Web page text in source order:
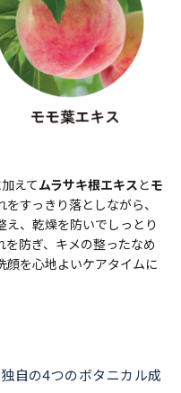
えてムラサキ根エキスとモ
すっきり落としながら、
え、乾燥を防いでしっとり
防ぎ、キメの整ったなめ
顔を心地よいケアタイムに
独自の4つのボタニカル成